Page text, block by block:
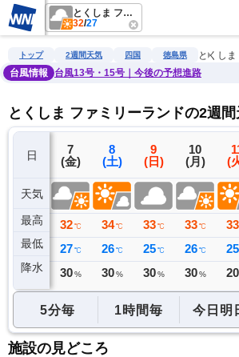
とくしま ファミリーランド
32/27
雨雲レーダー 台風情報 地震情報 警報・
トップ 2週間天気 四国 徳島県
とくし
台風情報
台風13号・15号｜今後の予想進路
とくしま ファミリーランドの2週
日
天気
最高
最低
降水
6
(木)
33 ℃
27 ℃
0 ミリ
7
(金)
32 ℃
27 ℃
30 %
8
(土)
34 ℃
26 ℃
30 %
9
(日)
33 ℃
25 ℃
30 %
10
(月)
33 ℃
26 ℃
30 %
(
33
25
20
5分毎 1時間毎 今日明
施設の見どころ